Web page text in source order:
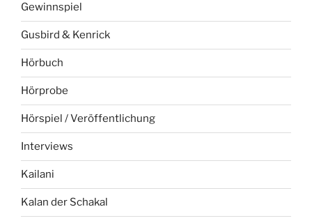
Gewinnspiel
Gusbird & Kenrick
Hörbuch
Hörprobe
Hörspiel / Veröffentlichung
Interviews
Kailani
Kalan der Schakal